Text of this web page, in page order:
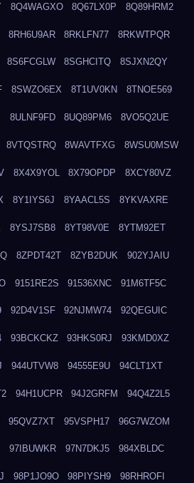
8Q4WAGXO 8Q67LX0P 8Q89HRM2
8RH6U9AR 8RKLFN77 8RKWTPQR
8S6FCGLW 8SGHCITQ 8SJXN2QY
8SWZO6EX 8T1UV0KN 8TNOE569
8ULNF9FD 8UQ89PM6 8VO5Q2UE
8VTQSTRQ 8WAVTFXG 8WSU0MSW
8X4X9YOL 8X79OPDP 8XCY80VZ
8Y1IYS6J 8YAACL5S 8YKVAXRE
8YSJ7SB8 8YT98V0E 8YTM92ET
8ZPDT42T 8ZYB2DUK 902YJAIU
9151RE2S 91536XNC 91M6TF5C
92D4V1SF 92NJMW74 92QEGUIC
93BCKCKZ 93HKS0RJ 93KMD0XZ
944UTVW8 94555E9U 94CLT1XT
94H1UCPR 94J2GRFM 94Q4Z2L5
95QVZ7XT 95VSPH17 96G7WZOM
97IBUWKR 97N7DKJ5 984XBLDC
98P1JO9O 98PIYSH9 98RHROFI